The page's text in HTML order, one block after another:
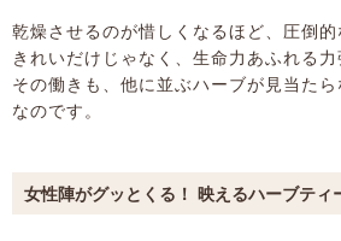
乾燥させるのが惜しくなるほど、圧倒的
きれいだけじゃなく、生命力あふれる力
その働きも、他に並ぶハーブが見当た
なのです。
女性陣がグッとくる！ 映えるハーブティ